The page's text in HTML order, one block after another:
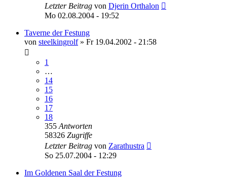
Letzter Beitrag von Djerin Orthalon
Mo 02.08.2004 - 19:52
Taverne der Festung
von steelkingrolf» Fr 19.04.2002 - 21:58
1
…
14
15
16
17
18
355 Antworten
58326 Zugriffe
Letzter Beitrag von Zarathustra
So 25.07.2004 - 12:29
Im Goldenen Saal der Festung